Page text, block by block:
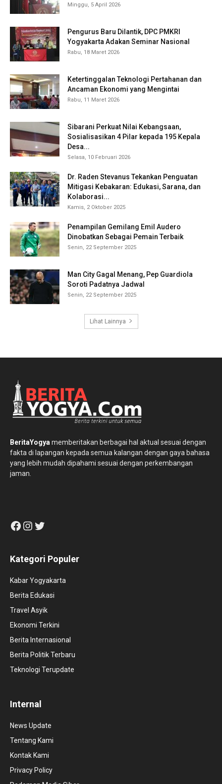
Minggu, 5 April 2026
Pengurus Baru Dilantik, DPC PMKRI
Yogyakarta Adakan Seminar Nasional
Rabu, 18 Maret 2026
Ketertinggalan Teknologi Pertahanan dan
Ancaman Ekonomi yang Mengintai
Rabu, 11 Maret 2026
Sibarani Perkuat Nilai Kebangsaan,
Sosialisasikan 4 Pilar kepada 195 Kepala
Desa...
Selasa, 10 Februari 2026
Dr. Raden Stevanus Tekankan Penguatan
Mitigasi Kebakaran: Edukasi, Sarana, dan
Kolaborasi...
Kamis, 2 Oktober 2025
Penampilan Gemilang Emil Audero
Dinobatkan Sebagai Pemain Terbaik
Senin, 22 September 2025
Man City Gagal Menang, Pep Guardiola
Soroti Padatnya Jadwal
Senin, 22 September 2025
Lihat Lainnya
BeritaYogya memberitakan berbagai hal aktual sesuai dengan
fakta di lapangan kepada semua kalangan dengan gaya bahasa
yang lebih mudah dipahami sesuai dengan perkembangan
jaman.
Facebook
Instagram
Twitter
Kategori Populer
Kabar Yogyakarta
Berita Edukasi
Travel Asyik
Ekonomi Terkini
Berita Internasional
Berita Politik Terbaru
Teknologi Terupdate
Internal
News Update
Tentang Kami
Kontak Kami
Privacy Policy